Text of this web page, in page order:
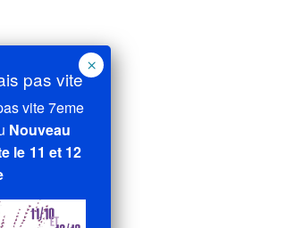
vite 7eme
Nouveau
le 11 et 12